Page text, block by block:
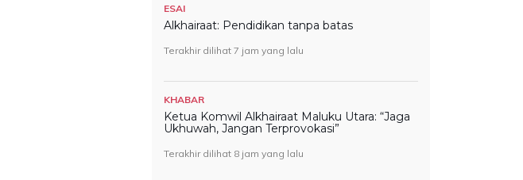
ESAI
Alkhairaat: Pendidikan tanpa batas
Terakhir dilihat 7 jam yang lalu
KHABAR
Ketua Komwil Alkhairaat Maluku Utara: “Jaga
Ukhuwah, Jangan Terprovokasi”
Terakhir dilihat 8 jam yang lalu